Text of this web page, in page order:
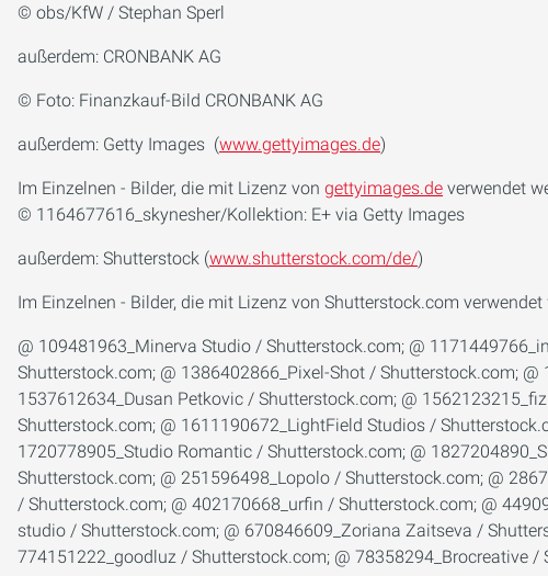
© obs/KfW / Stephan Sperl
außerdem: CRONBANK AG
© Foto: Finanzkauf-Bild CRONBANK AG
außerdem: Getty Images (www.gettyimages.de)
Im Einzelnen - Bilder, die mit Lizenz von gettyimages.de verwendet
© 1164677616_skynesher/Kollektion: E+ via Getty Images
außerdem: Shutterstock (www.shutterstock.com/de/)
Im Einzelnen - Bilder, die mit Lizenz von Shutterstock.com verwendet
@ 109481963_Minerva Studio / Shutterstock.com; @ 1171449766_industryviews / Shutterstock.com; @ 1339316864_elenabsl / Shutterstock.com; @ 1363032959_Palatinate Stock / Shutterstock.com; @ 1386402866_Pixel-Shot / Shutterstock.com; @ 1391814203_Ocskay Mark / Shutterstock.com; @ 1490069924_LightField Studios / Shutterstock.com; @ 1537612634_Dusan Petkovic / Shutterstock.com; @ 1562123215_fizkes / Shutterstock.com; @ 1610527864_LightField Studios / Shutterstock.com; @ 1610527882_LightField Studios / Shutterstock.com; @ 1611190672_LightField Studios / Shutterstock.com; @ 1640441002_Dusan Petkovic / Shutterstock.com; @ 1664007976_Dusan Petkovic / Shutterstock.com; @ 1720778905_Studio Romantic / Shutterstock.com; @ 1827204890_Sharomka / Shutterstock.com; @ 1946393935_PH888 / Shutterstock.com; @ 221459377_michaeljung / Shutterstock.com; @ 251596498_Lopolo / Shutterstock.com; @ 286793075_Production Perig / Shutterstock.com; @ 312685277_garmoncheg / Shutterstock.com; @ 363384614_Cineberg / Shutterstock.com; @ 402170668_urfin / Shutterstock.com; @ 449093308_avebreakmedia / Shutterstock.com; @ 578729953_Roman Samborskyi / Shutterstock.com; @ 582575041_F8 studio / Shutterstock.com; @ 670846609_Zoriana Zaitseva / Shutterstock.com; @ 744221179_SeventyFour / Shutterstock.com; @ 764422441_Krisana Antharith / Shutterstock.com; @ 774151222_goodluz / Shutterstock.com; @ 78358294_Brocreative / Shutterstock.com; @ 95201956_Kinga / Shutterstock.com; © 100238048_Dmitry Kalinovsky / Shutterstock.com; © 100729858_­Dmitry Kalinovsky / Shutter­stock.com; © 1008220963_Halfpoint / Shutterstock.com; © 1008483670_­guruXOX / Shutter­stock.com; © 1008483682_­guruXOX / Shutter­stock.com; © 1009276942_­guruXOX / Shutter­stock.com; © 1009873033_­guruXOX / Shutter­stock.com; © 1012294075_­industryviews / Shutter­stock.com; © 101869486_­Datskevich Aleh / Shutter­stock.com; © 1036207495_­ Anna Brothankova / Shutter­stock.com; © 1038857431_Tawansak / Shutterstock.com; © 1040943541_Virrage Images / Shutterstock.com; © 1043157787_­U.J. Alexander / Shutter­stock.com; © 1047858250_­Beyond Time / Shutter­stock.com; © 1059601664_LightField Studios / Shutterstock.com; © 1073659406_­Gorodenkoff / Shutter­stock.com; © 1075198754_­sdecoret / Shutter­stock.com; © 1076005358_Daisy Daisy / Shutterstock.com; © 1077392366_­Dragos Ness / Shutter­stock.com; © 1082779865_­Alexxxey / Shutter­stock.com; © 1085138222_­Nordroden / Shutter­stock.com; © 1085296034_­goodluz / Shutter­stock.com; © 1087407611_­LesPalenik / Shutter­stock.com; © 1091503085_­TRMK / Shutter­stock.com; © 110672864_­Gena96 / Shutter­stock.com; © 1111062479_­Usoltsev Kirill / Shutter­stock.com; © 1111062482_­Usoltsev Kirill / Shutter­stock.com; © 1118975246_­Andrey_­Popov / Shutter­stock.com; © 1122261176_­New Africa / Shutter­stock.com; © 112240487_goodluz / Shutterstock.com; © 1129562177_­industryviews / Shutter­stock.com; © 1130221940_­Smileus / Shutter­stock.com; © 1135338065_­New Africa / Shutter­stock.com; © 114214954_­baranq / Shutter­stock.com; © 114267883_­Roman Sigaev / Shutter­stock.com; © 1146350537_­New Africa / Shutter­stock.com; © 1152711305_­Gorodenkoff / Shutter­stock.com; © 1156270177_­CapturePB / Shutter­stock.com; © 1170412429_­DenPhotos / Shutter­stock.com; © 1175848192_­welcomia / Shutter­stock.com; © 1184154139_­Blue Planet Studio / Shutter­stock.com; © 119209738_goodluz / Shutterstock.com; © 1192486423_­LightField Studios / Shutter­stock.com; © 1222325035_Jenson / Shutterstock.com; © 1230907201_­Teerawut Bunsom / Shutter­stock.com; © 1231735285_­Ross Helen / Shutter­stock.com; © 1251197146_­NicoElNino / Shutter­stock.com; ©